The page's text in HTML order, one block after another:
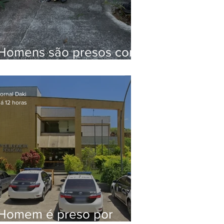
são presos com
Brejal
é preso por
Daki
12 horas